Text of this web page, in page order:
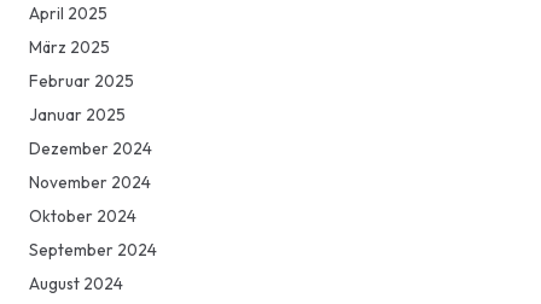
April 2025
März 2025
Februar 2025
Januar 2025
Dezember 2024
November 2024
Oktober 2024
September 2024
August 2024